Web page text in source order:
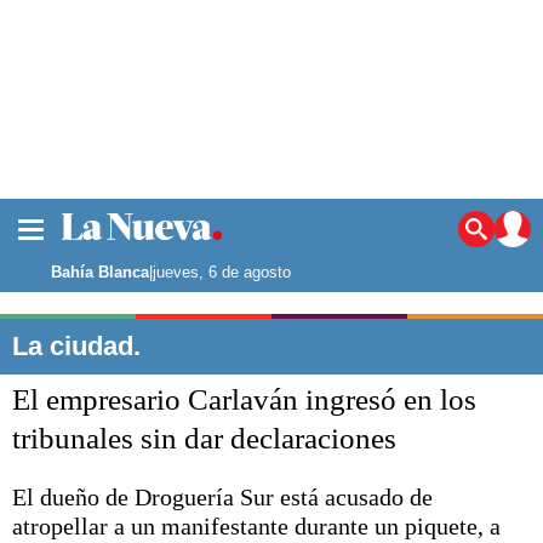
Noticias
La ciudad
Punta Alta
El mundo
Seguridad
Deportes
Escenario Olímpico
Liga del Sur
Bahía Blanca|jueves, 6 de agosto
La ciudad.
El empresario Carlaván ingresó en los
tribunales sin dar declaraciones
El dueño de Droguería Sur está acusado de
atropellar a un manifestante durante un piquete, a